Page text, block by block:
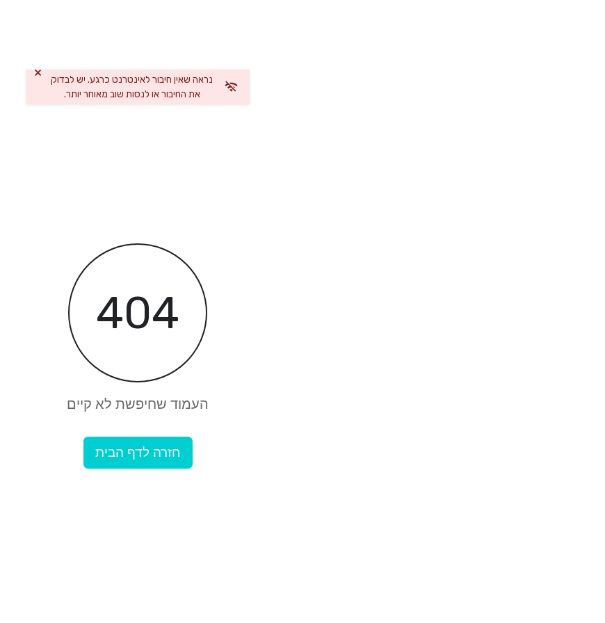
404
העמוד שחיפשת לא קיים
חזרה לדף הבית
נראה שאין חיבור לאינטרנט כרגע. יש לבדוק
את החיבור או לנסות שוב מאוחר יותר.
×